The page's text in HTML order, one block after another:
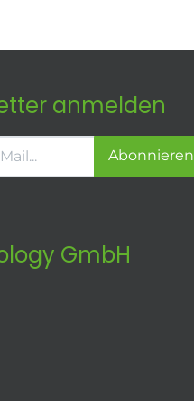
anmelden
Abonnieren
GmbH